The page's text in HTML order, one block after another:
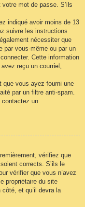
mot de passe. S’ils
indiqué avoir moins de 13
suivre les instructions
nécessiter que
par vous-même ou par un
Cette information
reçu un courriel,
que vous ayez fourni une
par un filtre anti-spam.
contactez un
vérifiez que
corrects. S’ils le
vérifier que vous n’avez
propriétaire du site
et qu’il devra la